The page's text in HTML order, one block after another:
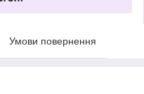
Умови повернення